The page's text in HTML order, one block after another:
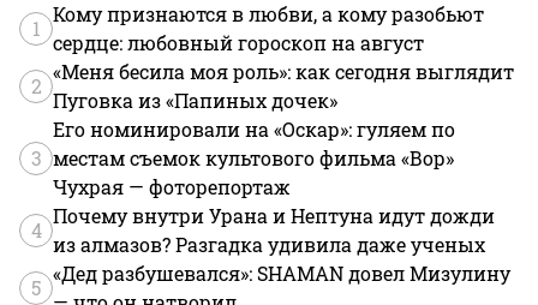
1
Кому признаются в любви, а кому разобьют
сердце: любовный гороскоп на август
2
«Меня бесила моя роль»: как сегодня выглядит
Пуговка из «Папиных дочек»
3
Его номинировали на «Оскар»: гуляем по
местам съемок культового фильма «Вор»
Чухрая — фоторепортаж
4
Почему внутри Урана и Нептуна идут дожди
из алмазов? Разгадка удивила даже ученых
5
«Дед разбушевался»: SHAMAN довел Мизулину